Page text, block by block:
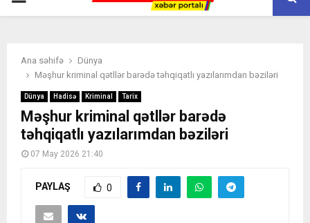
Ana səhifə
Dünya
Məşhur kriminal qətllər barədə təhqiqatlı yazılarımdan bəziləri
Dünya Hadisə Kriminal Tarix
Məşhur kriminal qətllər barədə
təhqiqatlı yazılarımdan bəziləri
07 May 2026 21:40
PAYLAŞ 0